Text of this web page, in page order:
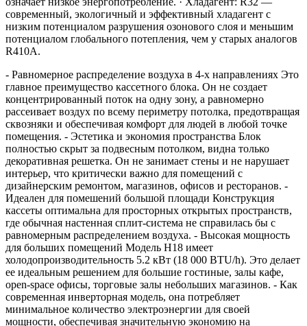
современный, экологичный и эффективный хладагент с
низким потенциалом разрушения озонового слоя и меньшим
потенциалом глобального потепления, чем у старых аналогов
R410A.
- Равномерное распределение воздуха в 4-х направлениях Это
главное преимущество кассетного блока. Он не создает
концентрированный поток на одну зону, а равномерно
рассеивает воздух по всему периметру потолка, предотвращая
сквозняки и обеспечивая комфорт для людей в любой точке
помещения. - Эстетика и экономия пространства Блок
полностью скрыт за подвесным потолком, видна только
декоративная решетка. Он не занимает стены и не нарушает
интерьер, что критически важно для помещений с
дизайнерским ремонтом, магазинов, офисов и ресторанов. -
Идеален для помешений большой площади Конструкция
кассеты оптимальна для просторных открытых пространств,
где обычная настенная сплит-система не справилась бы с
равномерным распределением воздуха. - Высокая мощность
для больших помещений Модель H18 имеет
холодопроизводительность 5.2 кВт (18 000 BTU/h). Это делает
ее идеальным решением для большие гостиные, залы кафе,
open-space офисы, торговые залы небольших магазинов. - Как
современная инверторная модель, она потребляет
минимальное количество электроэнергии для своей
мощности, обеспечивая значительную экономию на